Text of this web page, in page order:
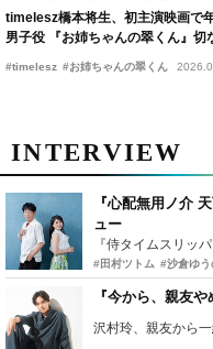
timelesz橋本将生、初主演映画で
男子役 『お姉ちゃんの翠くん』切
恋の幕開けを予感
#timelesz #お姉ちゃんの翠くん
INTERVIEW
『心配無用ノ介
ュー
#田村ツトム #沙倉ゆう
『今から、親友
沢村玲、親友から